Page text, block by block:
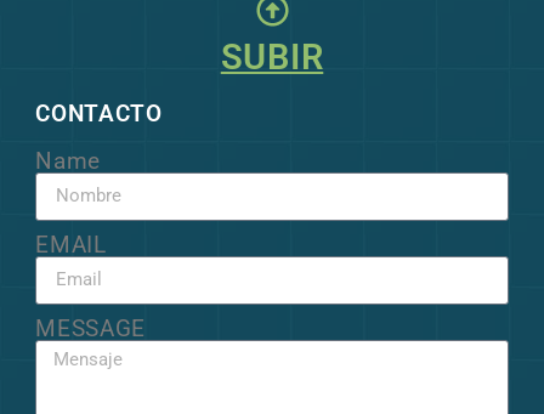
SUBIR
CONTACTO
Name
EMAIL
MESSAGE